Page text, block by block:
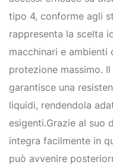
tipo 4, conforme agli
rappresenta la scelta
macchinari e
protezione massimo.
garantisce una
liquidi, rendendola
esigenti.Grazie al suo
integra facilmente in
può avvenire